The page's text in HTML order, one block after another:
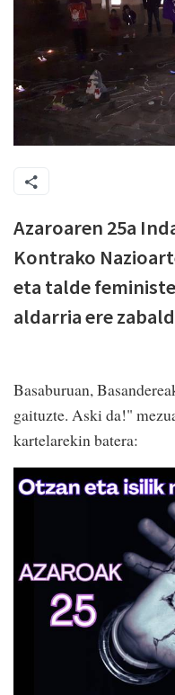
Azaroaren 25a
Kontrako
eta talde
aldarria ere
Basaburuan,
gaituzte. Aski da!"
kartelarekin batera: